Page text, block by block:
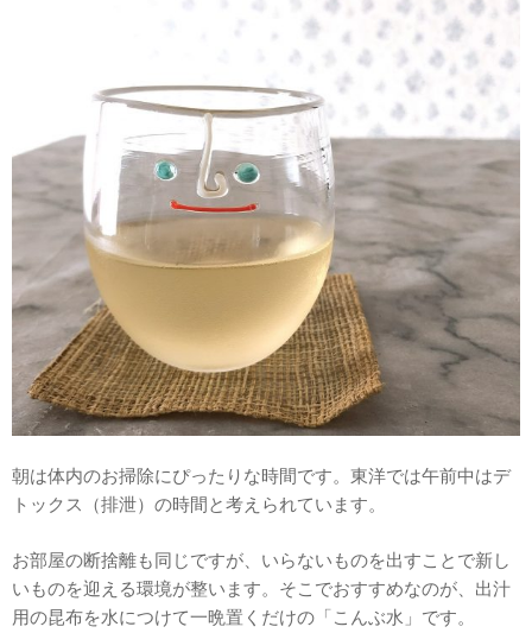
朝は体内のお掃除にぴったりな時間です。東洋では午前中はデ
トックス（排泄）の時間と考えられています。
お部屋の断捨離も同じですが、いらないものを出すことで新し
いものを迎える環境が整います。そこでおすすめなのが、出汁
用の昆布を水につけて一晩置くだけの「こんぶ水」です。